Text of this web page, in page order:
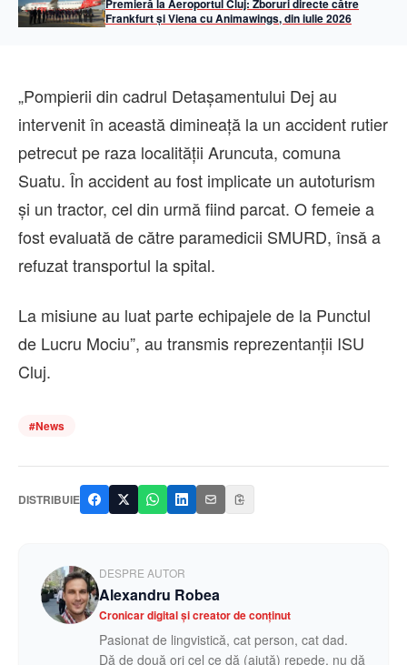
Premieră la Aeroportul Cluj: Zboruri directe către
Frankfurt și Viena cu Animawings, din iulie 2026
„Pompierii din cadrul Detașamentului Dej au
intervenit în această dimineață la un accident rutier
petrecut pe raza localității Aruncuta, comuna
Suatu. În accident au fost implicate un autoturism
și un tractor, cel din urmă fiind parcat. O femeie a
fost evaluată de către paramedicii SMURD, însă a
refuzat transportul la spital.
La misiune au luat parte echipajele de la Punctul
de Lucru Mociu”, au transmis reprezentanții ISU
Cluj.
#News
DISTRIBUIE
DESPRE AUTOR
Alexandru Robea
Cronicar digital și creator de conținut
Pasionat de lingvistică, cat person, cat dad.
Dă de două ori cel ce dă (ajută) repede, nu dă